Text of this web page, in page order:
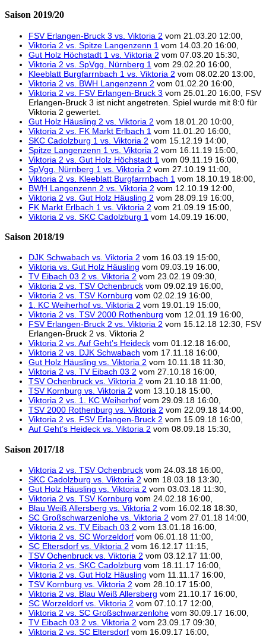
Saison 2019/20
FSV Erlangen-Bruck 3 vs. Viktoria 2 vom 21.03.20 12:00,
Viktoria 2 vs. Spitze Langenzenn 1 vom 14.03.20 16:00,
Gut Holz Höchstadt 1 vs. Viktoria 2 vom 07.03.20 15:30,
Viktoria 2 vs. SpVgg. Nürnberg 1 vom 29.02.20 16:00,
Kleeblatt Burgfarrnbach 1 vs. Viktoria 2 vom 08.02.20 13:00,
Viktoria 2 vs. BWH Langenzenn 2 vom 01.02.20 16:00,
Viktoria 2 vs. FSV Erlangen-Bruck 3 vom 25.01.20 16:00, FSV
Erlangen-Bruck 3 ist nicht angetreten. Spiel wurde mit 8:0 für
Viktoria 2 gewertet.
Gut Holz Häusling 2 vs. Viktoria 2 vom 18.01.20 10:00,
Viktoria 2 vs. FK Markt Erlbach 1 vom 11.01.20 16:00,
SKC Cadolzburg 1 vs. Viktoria 2 vom 15.12.19 14:00,
Spitze Langenzenn 1 vs. Viktoria 2 vom 16.11.19 15:00,
Viktoria 2 vs. Gut Holz Höchstadt 1 vom 09.11.19 16:00,
SpVgg. Nürnberg 1 vs. Viktoria 2 vom 27.10.19 11:00,
Viktoria 2 vs. Kleeblatt Burgfarrnbach 1 vom 18.10.19 18:00,
BWH Langenzenn 2 vs. Viktoria 2 vom 12.10.19 12:00,
Viktoria 2 vs. Gut Holz Häusling 2 vom 28.09.19 16:00,
FK Markt Erlbach 1 vs. Viktoria 2 vom 21.09.19 15:00,
Viktoria 2 vs. SKC Cadolzburg 1 vom 14.09.19 16:00,
Saison 2018/19
DJK Schwabach vs. Viktoria 2 vom 16.03.19 15:00,
Viktoria vs. Gut Holz Häusling vom 09.03.19 16:00,
TV Eibach 03 2 vs. Viktoria 2 vom 23.02.19 09:30,
Viktoria 2 vs. TSV Ochenbruck vom 09.02.19 16:00,
Viktoria 2 vs. TSV Kornburg vom 02.02.19 16:00,
1. KC Weiherhof vs. Viktoria 2 vom 19.01.19 15:00,
Viktoria 2 vs. TSV 2000 Rothenburg vom 12.01.19 16:00,
FSV Erlangen-Bruck 2 vs. Viktoria 2 vom 15.12.18 12:30, FSV
Erlangen-Bruck 2 vs. Viktoria 2
Viktoria 2 vs. Auf Geht’s Heideck vom 01.12.18 16:00,
Viktoria 2 vs. DJK Schwabach vom 17.11.18 16:00,
Gut Holz Häusling vs. Viktoria 2 vom 10.11.18 11:30,
Viktoria 2 vs. TV Eibach 03 2 vom 27.10.18 16:00,
TSV Ochenbruck vs. Viktoria 2 vom 21.10.18 11:00,
TSV Kornburg vs. Viktoria 2 vom 13.10.18 15:00,
Viktoria 2 vs. 1. KC Weiherhof vom 29.09.18 16:00,
TSV 2000 Rothenburg vs. Viktoria 2 vom 22.09.18 14:00,
Viktoria 2 vs. FSV Erlangen-Bruck 2 vom 15.09.18 16:00,
Auf Geht’s Heideck vs. Viktoria 2 vom 08.09.18 15:30,
Saison 2017/18
Viktoria 2 vs. TSV Ochenbruck vom 24.03.18 16:00,
SKC Cadolzburg vs. Viktoria 2 vom 18.03.18 13:30,
Gut Holz Häusling vs. Viktoria 2 vom 03.03.18 11:30,
Viktoria 2 vs. TSV Kornburg vom 24.02.18 16:00,
Blau Weiß Allersberg vs. Viktoria 2 vom 16.02.18 18:30,
SC Großschwarzenlohe vs. Viktoria 2 vom 27.01.18 14:00,
Viktoria 2 vs. TV Eibach 03 2 vom 13.01.18 16:00,
Viktoria 2 vs. SC Worzeldorf vom 06.01.18 11:00,
SC Eltersdorf vs. Viktoria 2 vom 16.12.17 11:15,
TSV Ochenbruck vs. Viktoria 2 vom 03.12.17 11:00,
Viktoria 2 vs. SKC Cadolzburg vom 18.11.17 16:00,
Viktoria 2 vs. Gut Holz Häusling vom 11.11.17 16:00,
TSV Kornburg vs. Viktoria 2 vom 28.10.17 15:00,
Viktoria 2 vs. Blau Weiß Allersberg vom 21.10.17 16:00,
SC Worzeldorf vs. Viktoria 2 vom 07.10.17 12:00,
Viktoria 2 vs. SC Großschwarzenlohe vom 30.09.17 16:00,
TV Eibach 03 2 vs. Viktoria 2 vom 23.09.17 09:30,
Viktoria 2 vs. SC Eltersdorf vom 16.09.17 16:00,